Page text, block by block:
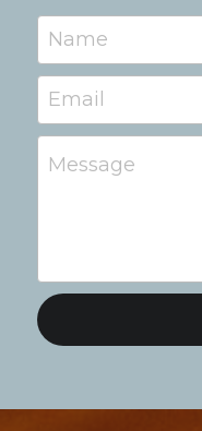
Name
Email
Message